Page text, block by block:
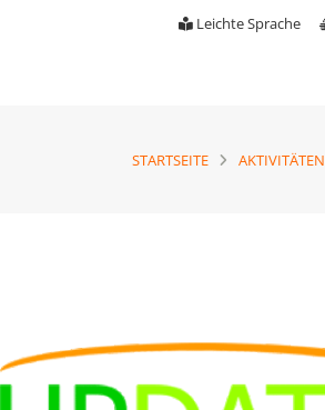
Leichte Sprache
STARTSEITE AKTIVITÄTEN